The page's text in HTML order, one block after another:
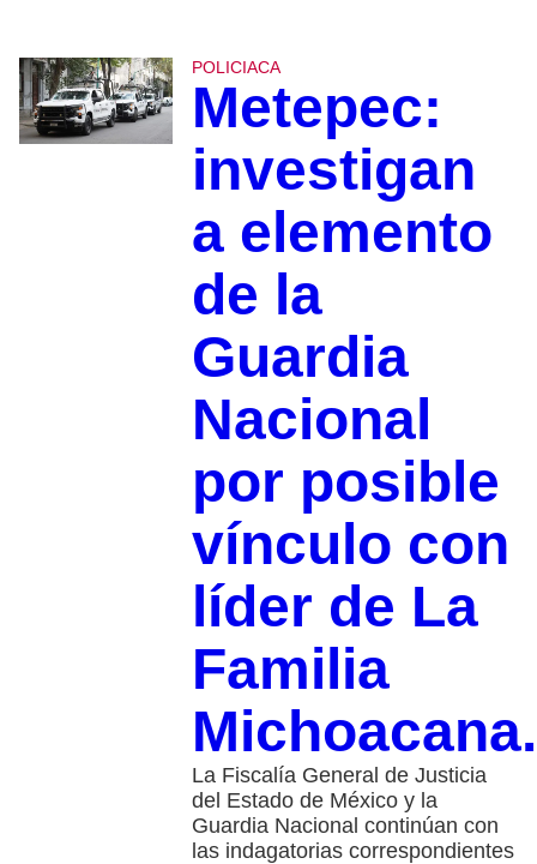
POLICIACA
Metepec:
investigan
a elemento
de la
Guardia
Nacional
por posible
vínculo con
líder de La
Familia
Michoacana.
La Fiscalía General de Justicia
del Estado de México y la
Guardia Nacional continúan con
las indagatorias correspondientes